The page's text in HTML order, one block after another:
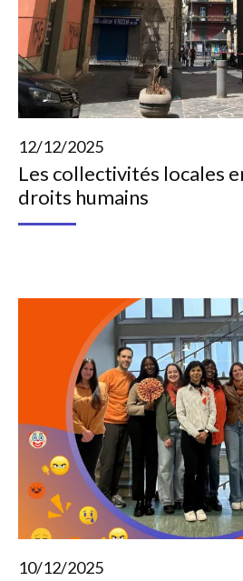
12/12/2025
Les collectivités locales
droits humains
10/12/2025